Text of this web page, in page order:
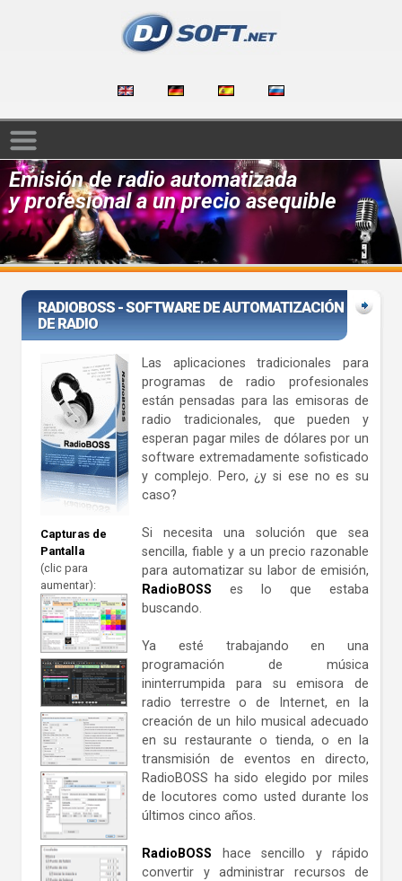
Emisión de radio automatizada
y profesional a un precio asequible
RADIOBOSS - SOFTWARE DE AUTOMATIZACIÓN
DE RADIO
Capturas de
Pantalla
(clic para
aumentar):
Las aplicaciones tradicionales para
programas de radio profesionales
están pensadas para las emisoras de
radio tradicionales, que pueden y
esperan pagar miles de dólares por un
software extremadamente sofisticado
y complejo. Pero, ¿y si ese no es su
caso?
Si necesita una solución que sea
sencilla, fiable y a un precio razonable
para automatizar su labor de emisión,
RadioBOSS es lo que estaba
buscando.
Ya esté trabajando en una
programación de música
ininterrumpida para su emisora de
radio terrestre o de Internet, en la
creación de un hilo musical adecuado
en su restaurante o tienda, o en la
transmisión de eventos en directo,
RadioBOSS ha sido elegido por miles
de locutores como usted durante los
últimos cinco años.
RadioBOSS hace sencillo y rápido
convertir y administrar recursos de